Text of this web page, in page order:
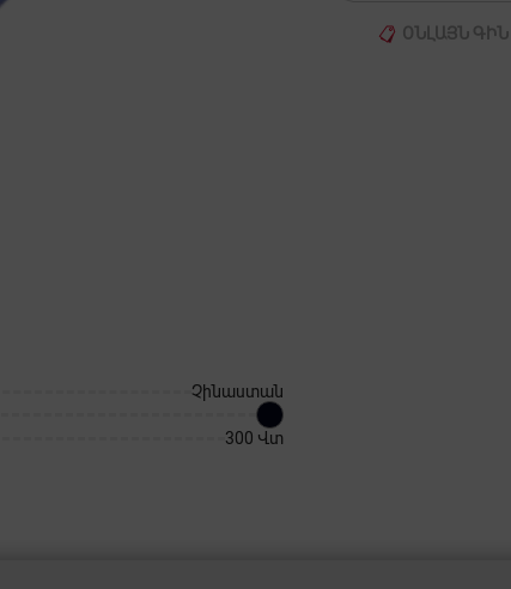
ՕՆԼԱՅՆ ԳԻՆ
Չինաստան
300 Վտ